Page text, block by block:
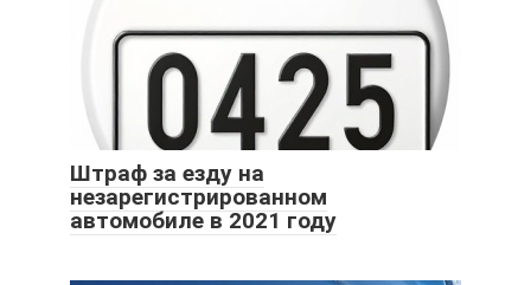
Штраф за езду на
незарегистрированном
автомобиле в 2021 году